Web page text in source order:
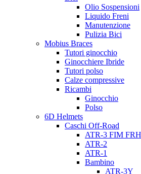
Olio Sospensioni
Liquido Freni
Manutenzione
Pulizia Bici
Mobius Braces
Tutori ginocchio
Ginocchiere Ibride
Tutori polso
Calze compressive
Ricambi
Ginocchio
Polso
6D Helmets
Caschi Off-Road
ATR-3 FIM
ATR-2
ATR-1
Bambino
ATR-3Y